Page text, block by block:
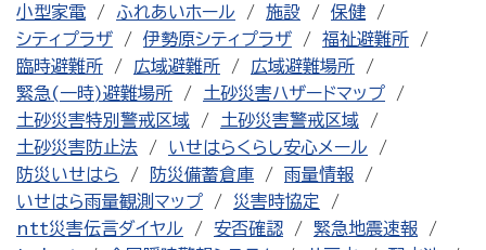
小型家電 ふれあいホール 施設
保健
シティプラザ
伊勢原シティプラザ
福祉避難所
臨時避難所
広域避難所
広域避難場所
緊急(一時)避難場所
土砂災害ハザードマップ
土砂災害特別警戒区域
土砂災害警戒区域
土砂災害防止法
いせはらくらし安心メール
防災いせはら
防災備蓄倉庫
雨量情報
いせはら雨量観測マップ
災害時協定
ntt災害伝言ダイヤル
安否確認
緊急地震速報